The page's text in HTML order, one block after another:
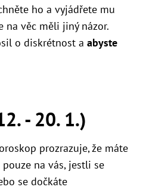
ho a vyjádřete mu
na věc měli jiný názor.
o diskrétnost a abyste
- 20. 1.)
prozrazuje, že máte
na vás, jestli se
se dočkáte